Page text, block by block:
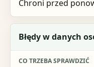
Chroni przed
Błędy w danych